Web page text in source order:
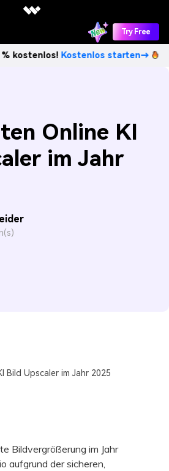
Try Free
Kostenlos starten→
Online KI
im Jahr
Bild Upscaler im Jahr 2025
Bildvergrößerung im Jahr
aufgrund der sicheren,